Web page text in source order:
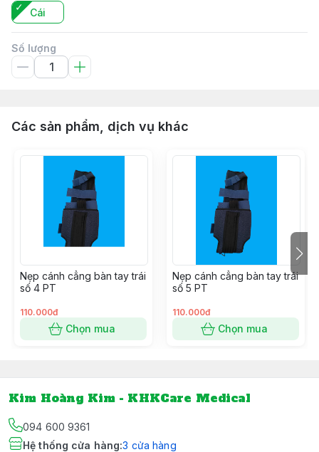
Cái
Số lượng
Các sản phẩm, dịch vụ khác
Nẹp cánh cẳng bàn tay trái
số 4 PT
110.000đ
Chọn mua
Nẹp cánh cẳng bàn tay trái
số 5 PT
110.000đ
Chọn mua
Kim Hoàng Kim - KHKCare Medical
094 600 9361
Hệ thống cửa hàng:3 cửa hàng